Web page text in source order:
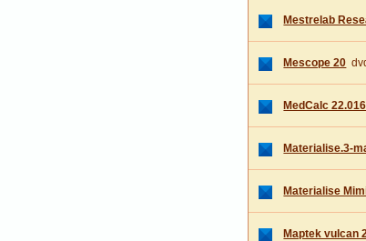
Mestrelab
Mescope 20
MedCalc 22.016
Materialise.3-
Materialise
Maptek vulcan